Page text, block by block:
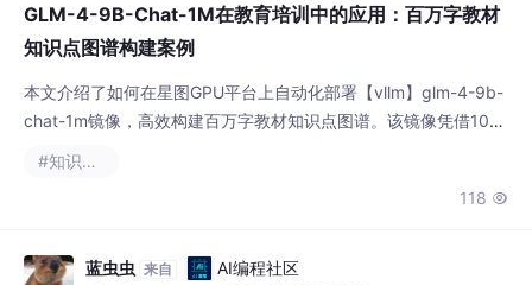
GLM-4-9B-Chat-1M在教育培训中的应用：百万字教材
知识点图谱构建案例
本文介绍了如何在星图GPU平台上自动化部署【vllm】glm-4-9b-
chat-1m镜像，高效构建百万字教材知识点图谱。该镜像凭借100
#知识图谱
118 
蓝虫虫 来自 AI编程社区